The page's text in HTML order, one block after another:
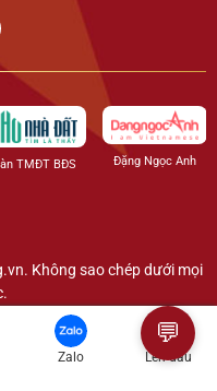
TMĐT BĐS Đặng Ngọc Anh
Không sao chép dưới mọi
Zalo Lên đầu
💬